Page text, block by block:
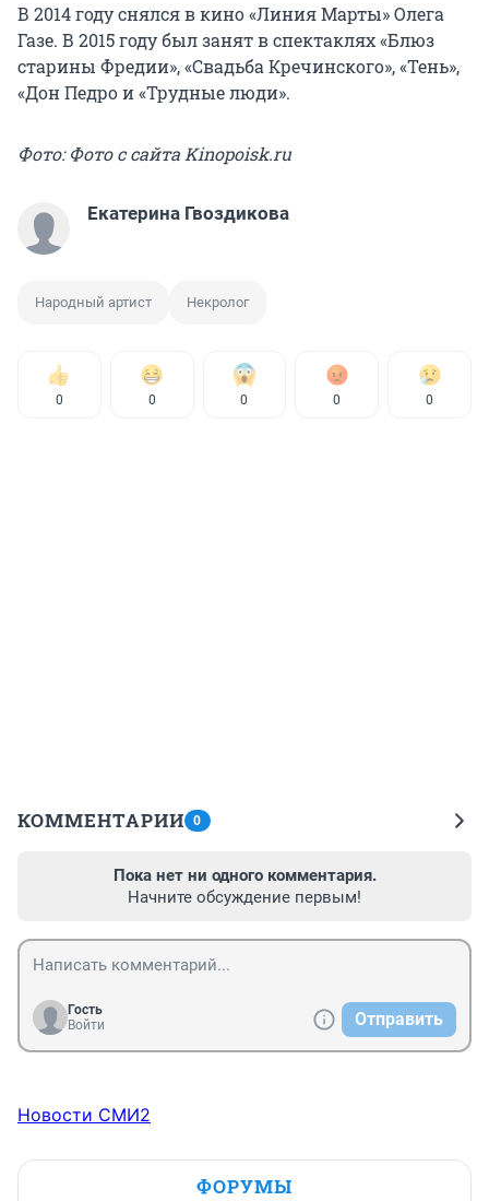
В 2014 году снялся в кино «Линия Марты» Олега
Газе. В 2015 году был занят в спектаклях «Блюз
старины Фредии», «Свадьба Кречинского», «Тень»,
«Дон Педро и «Трудные люди».
Фото: Фото с сайта Kinopoisk.ru
Екатерина Гвоздикова
Народный артист Некролог
0 0 0 0 0
КОММЕНТАРИИ 0
Пока нет ни одного комментария.
Начните обсуждение первым!
Гость
Войти
Отправить
Новости СМИ2
ФОРУМЫ